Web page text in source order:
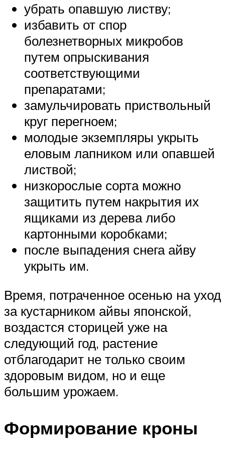
убрать опавшую листву;
избавить от спор
болезнетворных микробов
путем опрыскивания
соответствующими
препаратами;
замульчировать приствольный
круг перегноем;
молодые экземпляры укрыть
еловым лапником или опавшей
листвой;
низкорослые сорта можно
защитить путем накрытия их
ящиками из дерева либо
картонными коробками;
после выпадения снега айву
укрыть им.
Время, потраченное осенью на уход
за кустарником айвы японской,
воздастся сторицей уже на
следующий год, растение
отблагодарит не только своим
здоровым видом, но и еще
большим урожаем.
Формирование кроны